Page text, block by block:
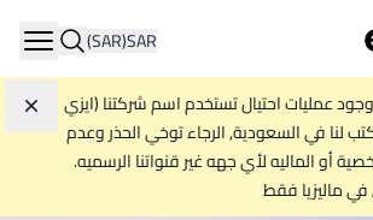
SAR
(SAR)
وجود عمليات احتيال تستخدم اسم شركتنا (ايزي
لنا في السعودية, الرجاء توخي الحذر وعدم
أو الماليه لأي جهه غير قنواتنا الرسميه.
في ماليزيا فقط